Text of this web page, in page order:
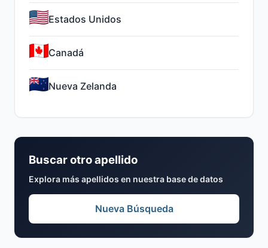
Estados Unidos
Canadá
Nueva Zelanda
Buscar otro apellido
Explora más apellidos en nuestra base de datos
Nueva Búsqueda